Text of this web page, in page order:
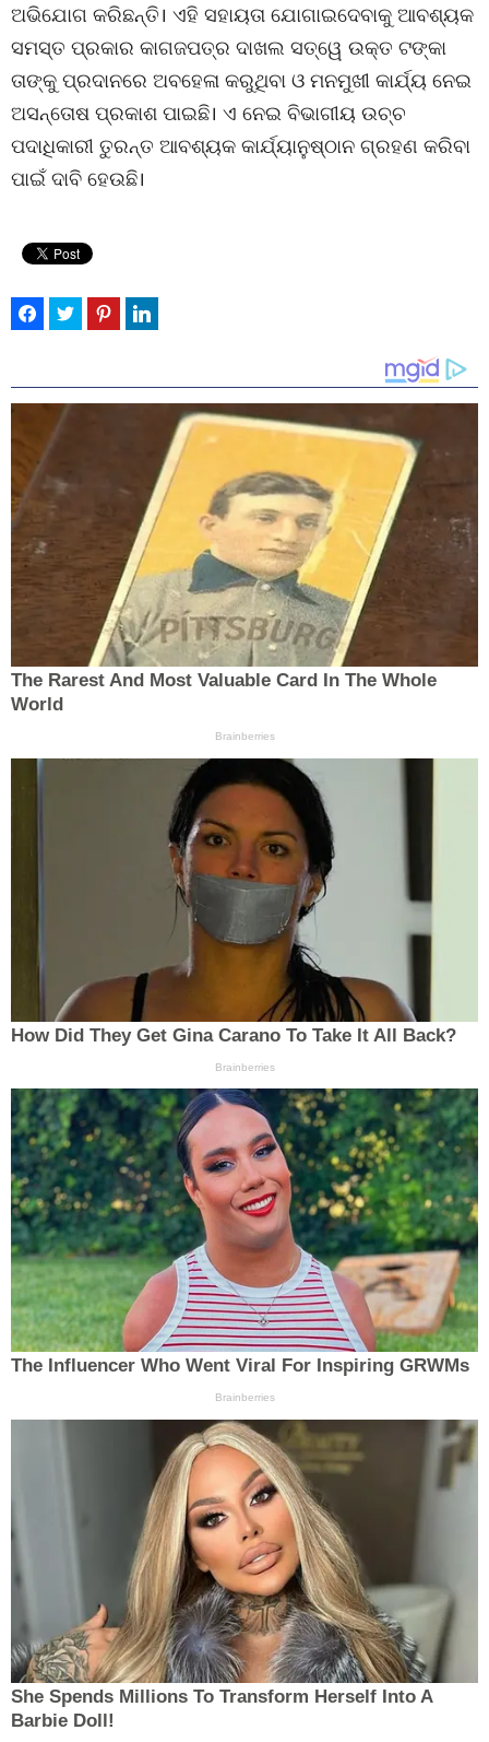
ଅଭିଯୋଗ କରିଛନ୍ତି। ଏହି ସହାୟତା ଯୋଗାଇଦେବାକୁ ଆବଶ୍ୟକ
ସମସ୍ତ ପ୍ରକାର କାଗଜପତ୍ର ଦାଖଲ ସତ୍ୱେ ଉକ୍ତ ଟଙ୍କା
ତାଙ୍କୁ ପ୍ରଦାନରେ ଅବହେଳା କରୁଥିବା ଓ ମନମୁଖୀ କାର୍ଯ୍ୟ ନେଇ
ଅସନ୍ତୋଷ ପ୍ରକାଶ ପାଇଛି। ଏ ନେଇ ବିଭାଗୀୟ ଉଚ୍ଚ
ପଦାଧିକାରୀ ତୁରନ୍ତ ଆବଶ୍ୟକ କାର୍ଯ୍ୟାନୁଷ୍ଠାନ ଗ୍ରହଣ କରିବା
ପାଇଁ ଦାବି ହେଉଛି।